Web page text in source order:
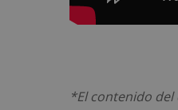
*El contenido